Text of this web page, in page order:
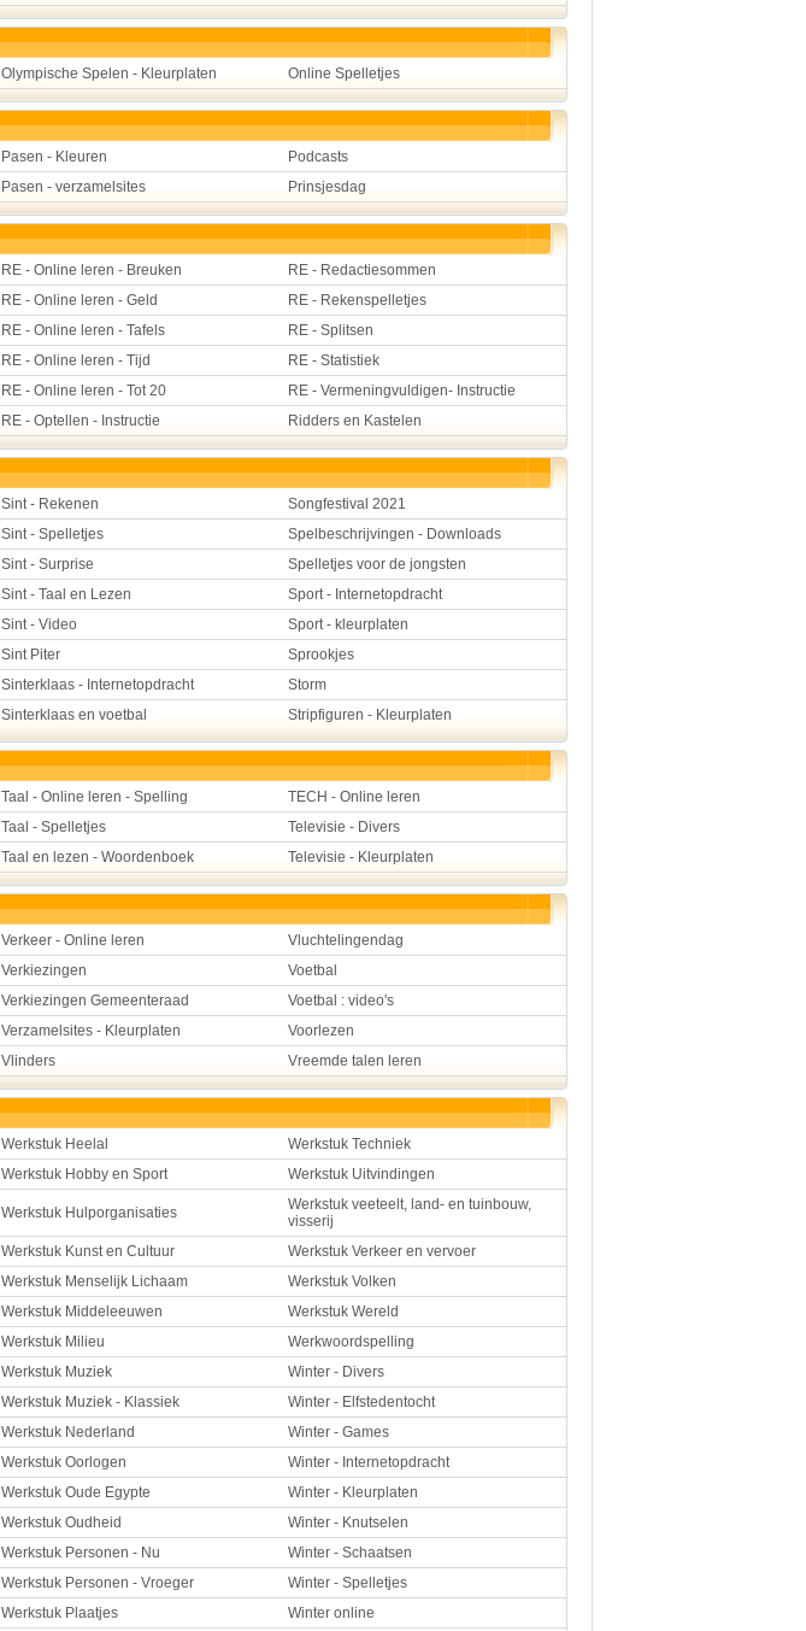
Olympische Spelen - Kleurplaten Online Spelletjes
Pasen - Kleuren
Podcasts
Pasen - verzamelsites Prinsjesdag
RE - Online leren - Breuken
RE - Redactiesommen
RE - Online leren - Geld
RE - Rekenspelletjes
RE - Online leren - Tafels
RE - Splitsen
RE - Online leren - Tijd
RE - Statistiek
RE - Online leren - Tot 20
RE - Vermeningvuldigen- Instructie
RE - Optellen - Instructie Ridders en Kastelen
Sint - Rekenen
Songfestival 2021
Sint - Spelletjes
Spelbeschrijvingen - Downloads
Sint - Surprise
Spelletjes voor de jongsten
Sint - Taal en Lezen
Sport - Internetopdracht
Sint - Video
Sport - kleurplaten
Sint Piter
Sprookjes
Sinterklaas - Internetopdracht
Storm
Sinterklaas en voetbal Stripfiguren - Kleurplaten
Taal - Online leren - Spelling
TECH - Online leren
Taal - Spelletjes
Televisie - Divers
Taal en lezen - Woordenboek Televisie - Kleurplaten
Verkeer - Online leren
Vluchtelingendag
Verkiezingen
Voetbal
Verkiezingen Gemeenteraad
Voetbal : video's
Verzamelsites - Kleurplaten
Voorlezen
Vlinders Vreemde talen leren
Werkstuk Heelal
Werkstuk Techniek
Werkstuk Hobby en Sport Werkstuk Uitvindingen
Werkstuk Hulporganisaties
Werkstuk veeteelt, land- en tuinbouw,
visserij
Werkstuk Kunst en Cultuur
Werkstuk Verkeer en vervoer
Werkstuk Menselijk Lichaam
Werkstuk Volken
Werkstuk Middeleeuwen
Werkstuk Wereld
Werkstuk Milieu
Werkwoordspelling
Werkstuk Muziek
Winter - Divers
Werkstuk Muziek - Klassiek
Winter - Elfstedentocht
Werkstuk Nederland
Winter - Games
Werkstuk Oorlogen
Winter - Internetopdracht
Werkstuk Oude Egypte
Winter - Kleurplaten
Werkstuk Oudheid
Winter - Knutselen
Werkstuk Personen - Nu
Winter - Schaatsen
Werkstuk Personen - Vroeger
Winter - Spelletjes
Werkstuk Plaatjes Winter online